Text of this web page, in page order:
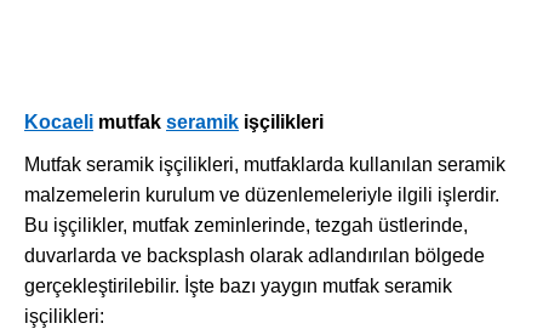
Kocaeli mutfak seramik işçilikleri
Mutfak seramik işçilikleri, mutfaklarda kullanılan seramik
malzemelerin kurulum ve düzenlemeleriyle ilgili işlerdir.
Bu işçilikler, mutfak zeminlerinde, tezgah üstlerinde,
duvarlarda ve backsplash olarak adlandırılan bölgede
gerçekleştirilebilir. İşte bazı yaygın mutfak seramik
işçilikleri: